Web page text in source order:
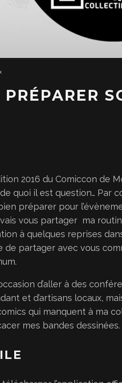
2016 du Comiccon de
quoi il est question… Par
préparer pour
vous partager ma
à quelques reprises
partager avec vous
d’aller à des
et d’artisans locaux,
qui manquent à ma
mes bandes dessinées.